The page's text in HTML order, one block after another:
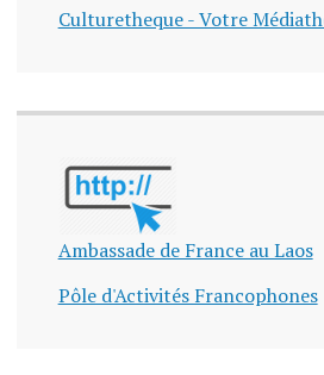
Culturetheque - Votre
Ambassade de France au Laos
Pôle d'Activités Francophones